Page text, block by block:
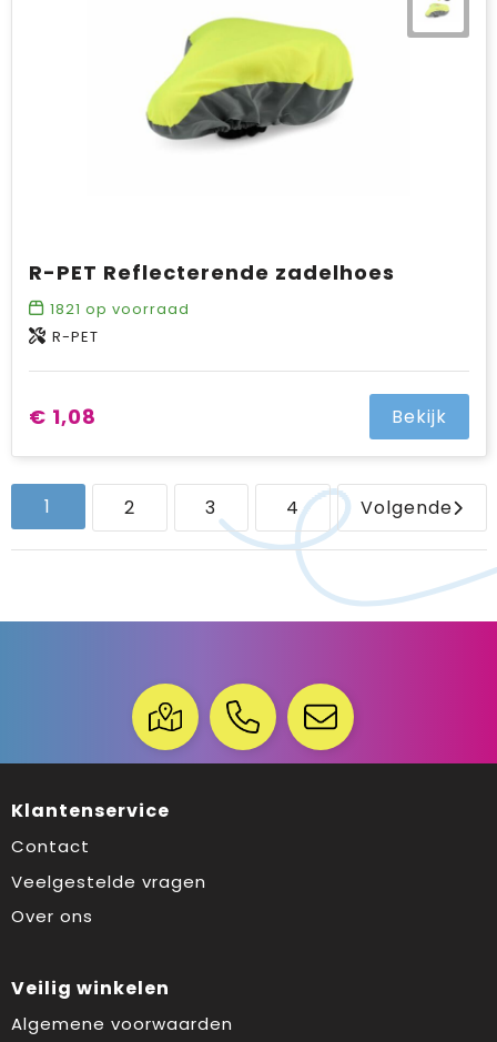
R-PET Reflecterende zadelhoes
1821 op voorraad
R-PET
€ 1,08 Bekijk
1 2 3 4 Volgende
Klantenservice
Contact
Veelgestelde vragen
Over ons
Veilig winkelen
Algemene voorwaarden